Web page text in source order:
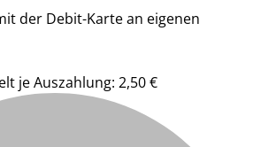
der Debit-Karte an eigenen
je Auszahlung: 2,50 €